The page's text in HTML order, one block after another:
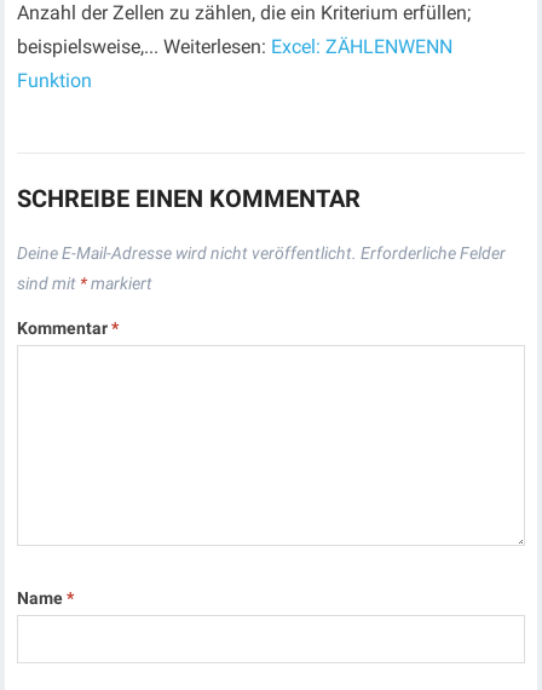
Anzahl der Zellen zu zählen, die ein Kriterium erfüllen;
beispielsweise,... Weiterlesen: Excel: ZÄHLENWENN
Funktion
SCHREIBE EINEN KOMMENTAR
Deine E-Mail-Adresse wird nicht veröffentlicht. Erforderliche Felder
sind mit *markiert
Kommentar*
Name*